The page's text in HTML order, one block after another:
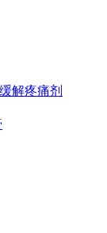
解疼痛剂